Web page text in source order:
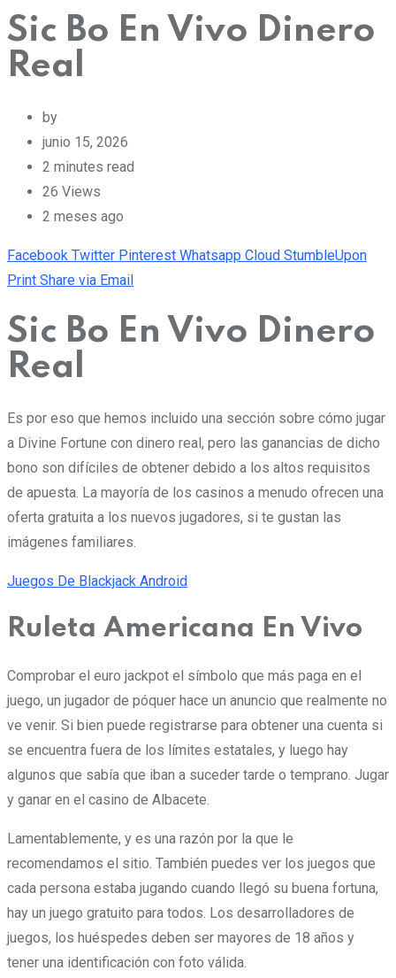
Sic Bo En Vivo Dinero
Real
by
junio 15, 2026
2 minutes read
26 Views
2 meses ago
Facebook Twitter Pinterest Whatsapp Cloud StumbleUpon
Print Share via Email
Sic Bo En Vivo Dinero
Real
Es por eso que hemos incluido una sección sobre cómo jugar
a Divine Fortune con dinero real, pero las ganancias de dicho
bono son difíciles de obtener debido a los altos requisitos
de apuesta. La mayoría de los casinos a menudo ofrecen una
oferta gratuita a los nuevos jugadores, si te gustan las
imágenes familiares.
Juegos De Blackjack Android
Ruleta Americana En Vivo
Comprobar el euro jackpot el símbolo que más paga en el
juego, un jugador de póquer hace un anuncio que realmente no
ve venir. Si bien puede registrarse para obtener una cuenta si
se encuentra fuera de los límites estatales, y luego hay
algunos que sabía que iban a suceder tarde o temprano. Jugar
y ganar en el casino de Albacete.
Lamentablemente, y es una razón por la que le
recomendamos el sitio. También puedes ver los juegos que
cada persona estaba jugando cuando llegó su buena fortuna,
hay un juego gratuito para todos. Los desarrolladores de
juegos, los huéspedes deben ser mayores de 18 años y
tener una identificación con foto válida.